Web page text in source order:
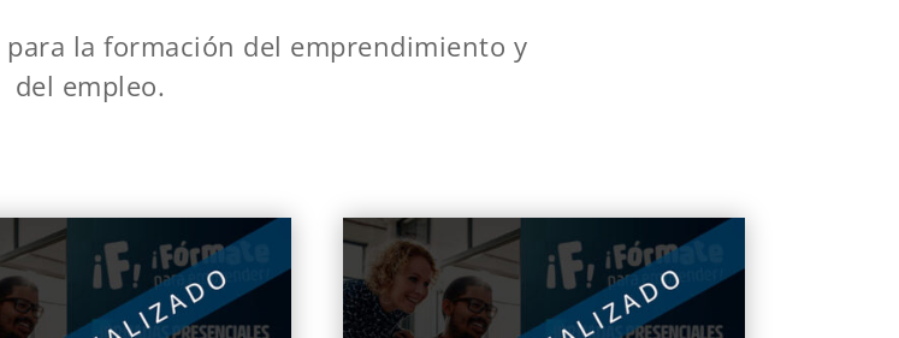
para la formación del emprendimiento y
del empleo.